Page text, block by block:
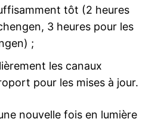
tôt (2 heures
3 heures pour les
;
les canaux
pour les mises à jour.
nouvelle fois en lumière